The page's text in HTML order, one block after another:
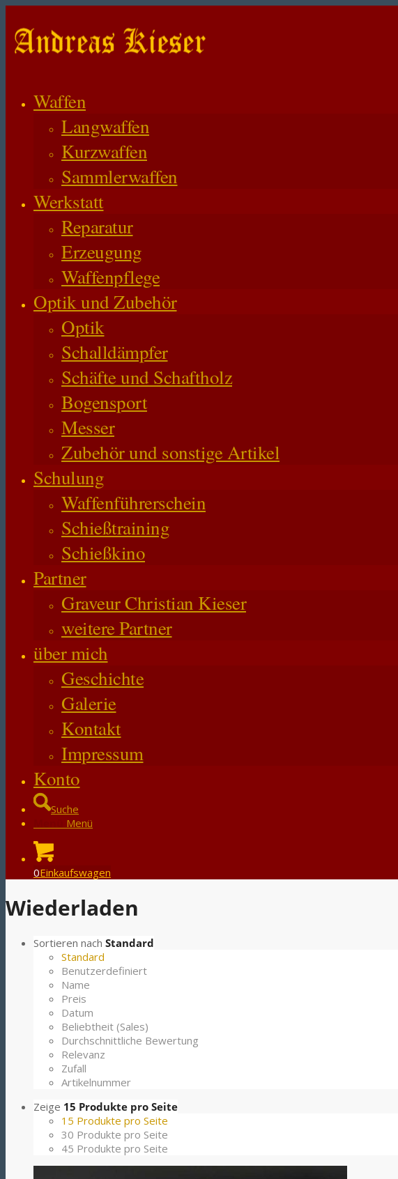
Waffen
Langwaffen
Kurzwaffen
Sammlerwaffen
Werkstatt
Reparatur
Erzeugung
Waffenpflege
Optik und Zubehör
Optik
Schalldämpfer
Schäfte und Schaftholz
Bogensport
Messer
Zubehör und sonstige Artikel
Schulung
Waffenführerschein
Schießtraining
Schießkino
Partner
Graveur Christian Kieser
weitere Partner
über mich
Geschichte
Galerie
Kontakt
Impressum
Konto
Suche
Menü
0Einkaufswagen
Wiederladen
Sortieren nach Standard
Standard
Benutzerdefiniert
Name
Preis
Datum
Beliebtheit (Sales)
Durchschnittliche Bewertung
Relevanz
Zufall
Artikelnummer
Zeige 15 Produkte pro Seite
15 Produkte pro Seite
30 Produkte pro Seite
45 Produkte pro Seite